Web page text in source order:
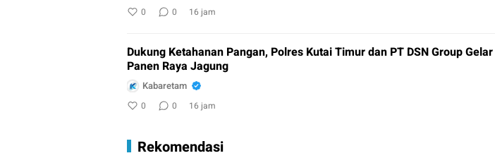
0 0 16 jam
Dukung Ketahanan Pangan, Polres Kutai Timur dan PT DSN Group Gelar
Panen Raya Jagung
Kabaretam
0 0 16 jam
Rekomendasi